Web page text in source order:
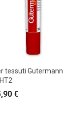
tessuti Gutermann
€